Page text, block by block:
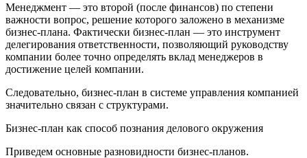
Менеджмент — это второй (после финансов) по степени
важности вопрос, решение которого заложено в механизме
биз­нес-плана. Фактически бизнес-план — это инструмент
делеги­рования ответственности, позволяющий руководству
компа­нии более точно определять вклад менеджеров в
достижение целей компании.
Следовательно, бизнес-план в системе управления компа­нией
значительно связан с структурами.
Бизнес-план как способ познания делового окружения
Приведем основные разновидности бизнес-планов.